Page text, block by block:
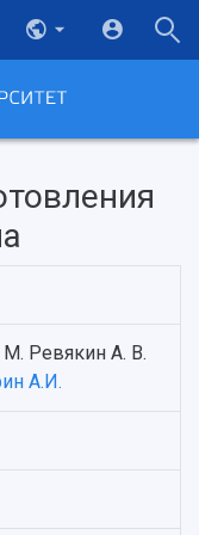
Ревякин А. В.
А.И.